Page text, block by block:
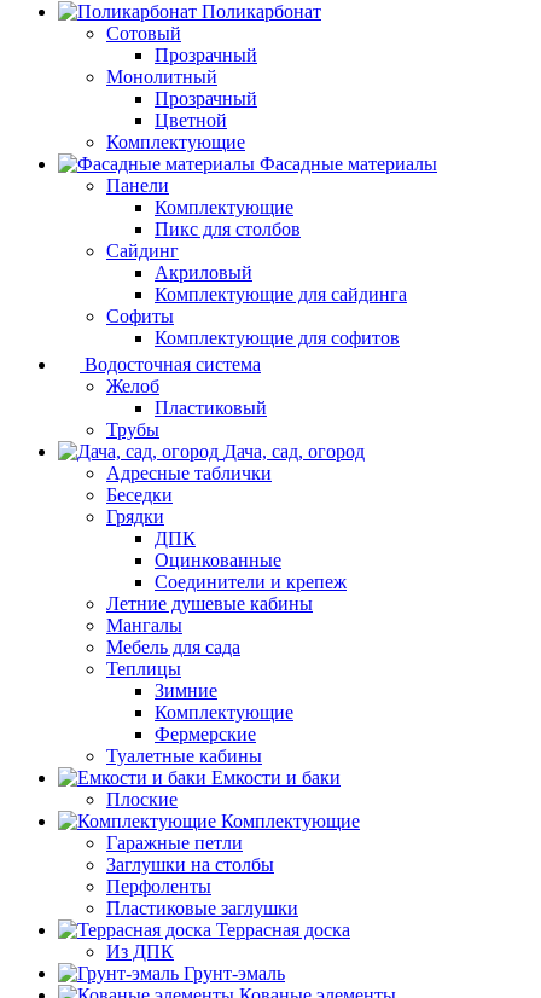
Поликарбонат
Сотовый
Прозрачный
Монолитный
Прозрачный
Цветной
Комплектующие
Фасадные материалы
Панели
Комплектующие
Пикс для столбов
Сайдинг
Акриловый
Комплектующие для сайдинга
Софиты
Комплектующие для софитов
Водосточная система
Желоб
Пластиковый
Трубы
Дача, сад, огород
Адресные таблички
Беседки
Грядки
ДПК
Оцинкованные
Соединители и крепеж
Летние душевые кабины
Мангалы
Мебель для сада
Теплицы
Зимние
Комплектующие
Фермерские
Туалетные кабины
Емкости и баки
Плоские
Комплектующие
Гаражные петли
Заглушки на столбы
Перфоленты
Пластиковые заглушки
Террасная доска
Из ДПК
Грунт-эмаль